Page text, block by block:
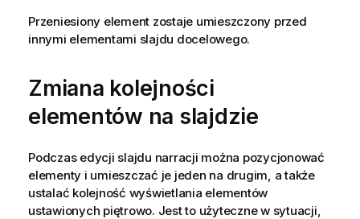
Przeniesiony element zostaje umieszczony przed
innymi elementami slajdu docelowego.
Zmiana kolejności
elementów na slajdzie
Podczas edycji slajdu narracji można pozycjonować
elementy i umieszczać je jeden na drugim, a także
ustalać kolejność wyświetlania elementów
ustawionych piętrowo. Jest to użyteczne w sytuacji,